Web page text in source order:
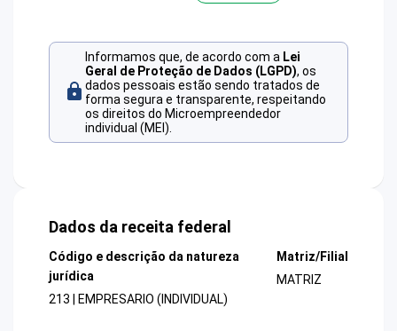
Informamos que, de acordo com a Lei
Geral de Proteção de Dados (LGPD), os
dados pessoais estão sendo tratados de
forma segura e transparente, respeitando
os direitos do Microempreendedor
individual (MEI).
Dados da receita federal
Código e descrição da natureza
jurídica
213 | EMPRESARIO (INDIVIDUAL)
Matriz/Filial
MATRIZ